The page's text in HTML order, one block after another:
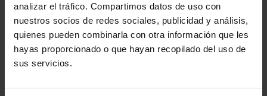
analizar el tráfico. Compartimos datos de uso con
nuestros socios de redes sociales, publicidad y análisis,
quienes pueden combinarla con otra información que les
hayas proporcionado o que hayan recopilado del uso de
sus servicios.
Referências específicas
Clientes que compraram este